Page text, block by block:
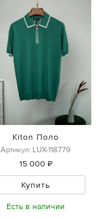
Kiton Поло
Артикул: LUX-118779
15 000 ₽
Купить
Есть в наличии